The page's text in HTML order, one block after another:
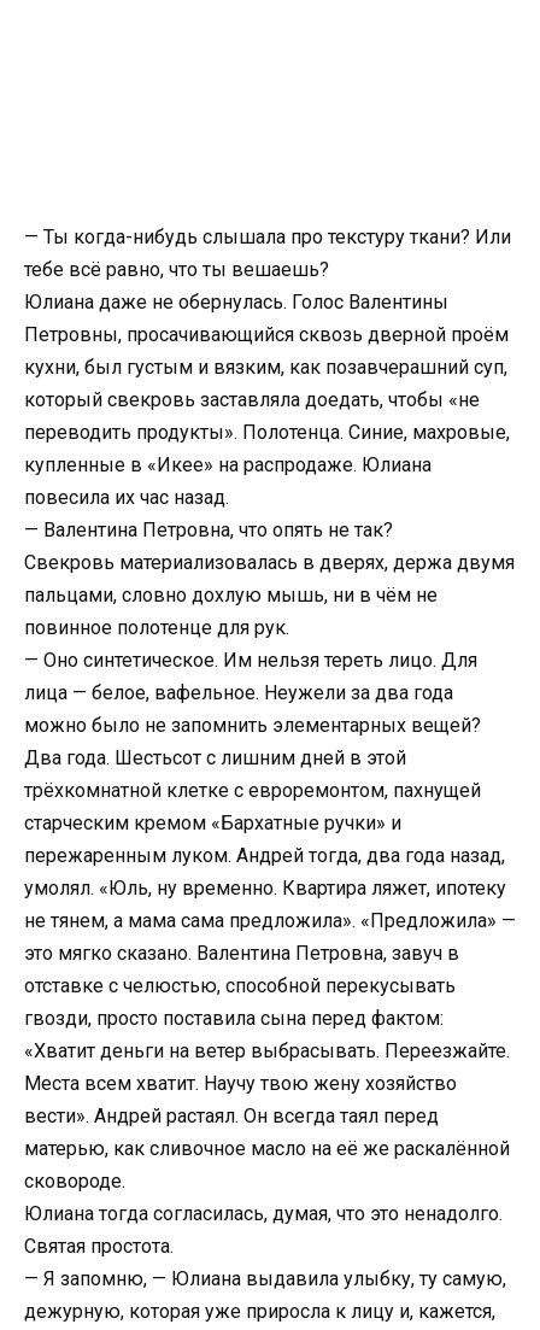
— Ты когда-нибудь слышала про текстуру ткани? Или
тебе всё равно, что ты вешаешь?
Юлиана даже не обернулась. Голос Валентины
Петровны, просачивающийся сквозь дверной проём
кухни, был густым и вязким, как позавчерашний суп,
который свекровь заставляла доедать, чтобы «не
переводить продукты». Полотенца. Синие, махровые,
купленные в «Икее» на распродаже. Юлиана
повесила их час назад.
— Валентина Петровна, что опять не так?
Свекровь материализовалась в дверях, держа двумя
пальцами, словно дохлую мышь, ни в чём не
повинное полотенце для рук.
— Оно синтетическое. Им нельзя тереть лицо. Для
лица — белое, вафельное. Неужели за два года
можно было не запомнить элементарных вещей?
Два года. Шестьсот с лишним дней в этой
трёхкомнатной клетке с евроремонтом, пахнущей
старческим кремом «Бархатные ручки» и
пережаренным луком. Андрей тогда, два года назад,
умолял. «Юль, ну временно. Квартира ляжет, ипотеку
не тянем, а мама сама предложила». «Предложила» —
это мягко сказано. Валентина Петровна, завуч в
отставке с челюстью, способной перекусывать
гвозди, просто поставила сына перед фактом:
«Хватит деньги на ветер выбрасывать. Переезжайте.
Места всем хватит. Научу твою жену хозяйство
вести». Андрей растаял. Он всегда таял перед
матерью, как сливочное масло на её же раскалённой
сковороде.
Юлиана тогда согласилась, думая, что это ненадолго.
Святая простота.
— Я запомню, — Юлиана выдавила улыбку, ту самую,
дежурную, которая уже приросла к лицу и, кажется,